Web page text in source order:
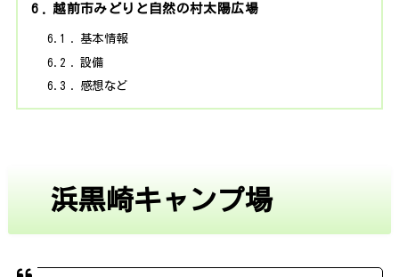
6 越前市みどりと自然の村太陽広場
6.1
基本情報
6.2
設備
6.3
感想など
浜黒崎キャンプ場